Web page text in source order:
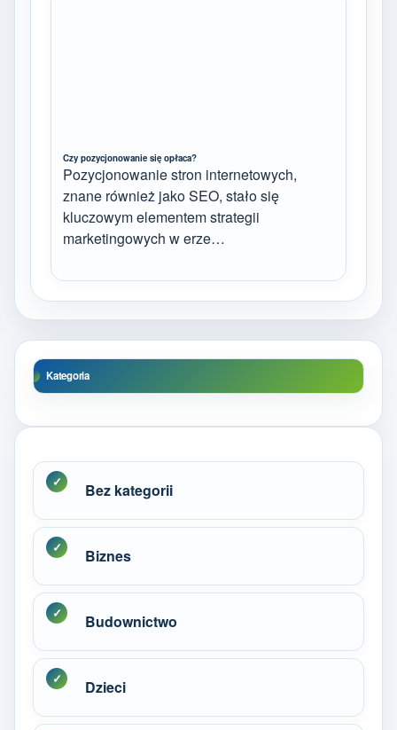
Czy pozycjonowanie się opłaca?
Pozycjonowanie stron internetowych,
znane również jako SEO, stało się
kluczowym elementem strategii
marketingowych w erze…
Kategoria
Bez kategorii
Biznes
Budownictwo
Dzieci